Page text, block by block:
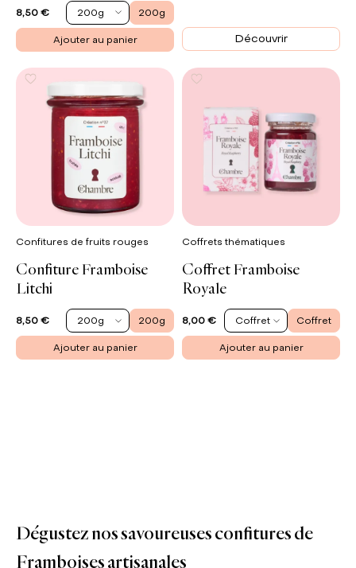
8,50 € 200g 200g
Ajouter au panier
SOLDES
push
up Découvrir
Confitures de fruits rouges
Confiture Framboise
Litchi
8,50 € 200g 200g
Ajouter au panier
Coffrets thématiques
Coffret Framboise
Royale
8,00 € Coffret Coffret
Ajouter au panier
Dégustez nos savoureuses confitures de
Framboises artisanales